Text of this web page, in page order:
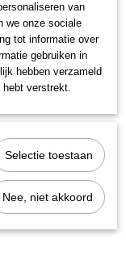
van
we onze sociale
tot informatie over
gebruiken in
hebben verzameld
hebt verstrekt.
Selectie toestaan
Nee, niet akkoord